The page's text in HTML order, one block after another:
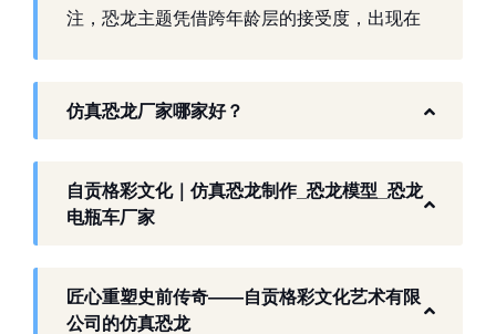
注，恐龙主题凭借跨年龄层的接受度，出现在
生态。自贡格彩文化艺术有限公司扎根本地产
以工厂生产能力，为各地客户提供史前主题相
关产品与服务。
工厂生产基础 构建恐龙产业全链服务
作为开展史前仿真模型生产的恐龙制作工厂，
仿真恐龙厂家哪家好？
自贡格彩文化｜仿真恐龙制作_恐龙模型_恐龙
电瓶车厂家
匠心重塑史前传奇——自贡格彩文化艺术有限
公司的仿真恐龙